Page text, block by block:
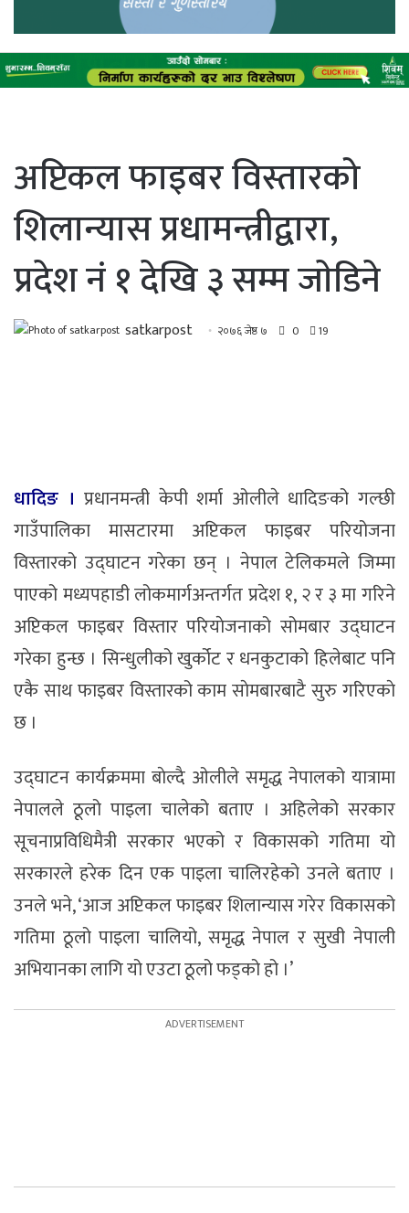
अप्टिकल फाइबर विस्तारको
शिलान्यास प्रधामन्त्रीद्वारा,
प्रदेश नं १ देखि ३ सम्म जाेडिने
satkarpost २०७६ जेष्ठ ७ 0 19
धादिङ । प्रधानमन्त्री केपी शर्मा ओलीले धादिङको गल्छी
गाउँपालिका मासटारमा अप्टिकल फाइबर परियोजना
विस्तारको उद्घाटन गरेका छन् । नेपाल टेलिकमले जिम्मा
पाएको मध्यपहाडी लोकमार्गअन्तर्गत प्रदेश १, २ र ३ मा गरिने
अप्टिकल फाइबर विस्तार परियाेजनाको सोमबार उद्घाटन
गरेका हुन्छ । सिन्धुलीको खुर्कोट र धनकुटाको हिलेबाट पनि
एकै साथ फाइबर विस्तारको काम साेमबारबाटै सुरु गरिएकाे
छ ।
उद्घाटन कार्यक्रममा बाेल्दै ओलीले समृद्ध नेपालको यात्रामा
नेपालले ठूलो पाइला चालेको बताए । अहिलेको सरकार
सूचनाप्रविधिमैत्री सरकार भएको र विकासको गतिमा यो
सरकारले हरेक दिन एक पाइला चालिरहेको उनले बताए ।
उनले भने, ‘आज अप्टिकल फाइबर शिलान्यास गरेर विकासको
गतिमा ठूलो पाइला चालियो, समृद्ध नेपाल र सुखी नेपाली
अभियानका लागि यो एउटा ठूलो फड्को हो ।’